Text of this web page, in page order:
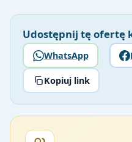
Udostępnij tę ofertę
WhatsApp
Kopiuj link